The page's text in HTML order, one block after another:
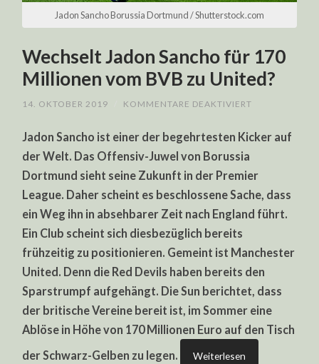
Jadon Sancho Borussia Dortmund / Shutterstock.com
Wechselt Jadon Sancho für 170
Millionen vom BVB zu United?
14. OKTOBER 2019 KOMMENTARE DEAKTIVIERT
SANCHO
VOM
ZU
UNITED?
Jadon Sancho ist einer der begehrtesten Kicker auf
der Welt. Das Offensiv-Juwel von Borussia
Dortmund sieht seine Zukunft in der Premier
League. Daher scheint es beschlossene Sache, dass
ein Weg ihn in absehbarer Zeit nach England führt.
Ein Club scheint sich diesbezüglich bereits
frühzeitig zu positionieren. Gemeint ist Manchester
United. Denn die Red Devils haben bereits den
Sparstrumpf aufgehängt. Die Sun berichtet, dass
der britische Vereine bereit ist, im Sommer eine
Ablöse in Höhe von 170 Millionen Euro auf den Tisch
der Schwarz-Gelben zu legen.
Weiterlesen